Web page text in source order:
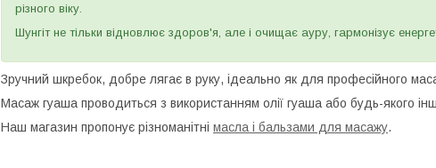
різного віку.
Шунгіт не тільки відновлює здоров'я, але і очищає ауру, гармонізує
Зручний шкребок, добре лягає в руку, ідеально як для професійного
Масаж гуаша проводиться з використанням олії гуаша або будь-якого
Наш магазин пропонує різноманітні масла і бальзами для масажу.